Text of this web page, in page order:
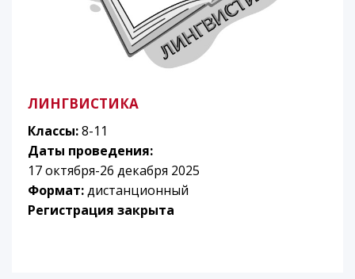
ЛИНГВИСТИКА
Классы:8-11
Даты проведения:
17 октября-26 декабря 2025
Формат:дистанционный
Регистрация закрыта